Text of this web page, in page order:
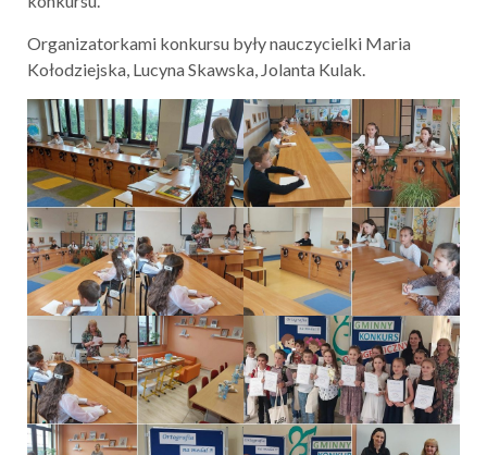
Organizatorkami konkursu były nauczycielki Maria
Kołodziejska, Lucyna Skawska, Jolanta Kulak.